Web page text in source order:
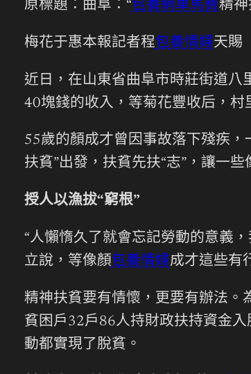
原標題：曲阜：“包養網車馬費精神
梅花于惠本報記者程包養情婦天賜
近日，在山東省曲阜市時莊街道八
40塊錢的收入，等菊花豐收后，
55歲的顏成才曾因事故落下殘疾，
扶貧”出發，扶貧先扶“志”，讓一
授人以漁拔“窮根”
“人懶惰久了就會忘記勞動的意義，
立說，等像顏包養情婦成才這些有
精神扶貧要有情懷，更要有辦法。
貧困戶32戶86人持財政扶持資金入
動都實現了脫貧。